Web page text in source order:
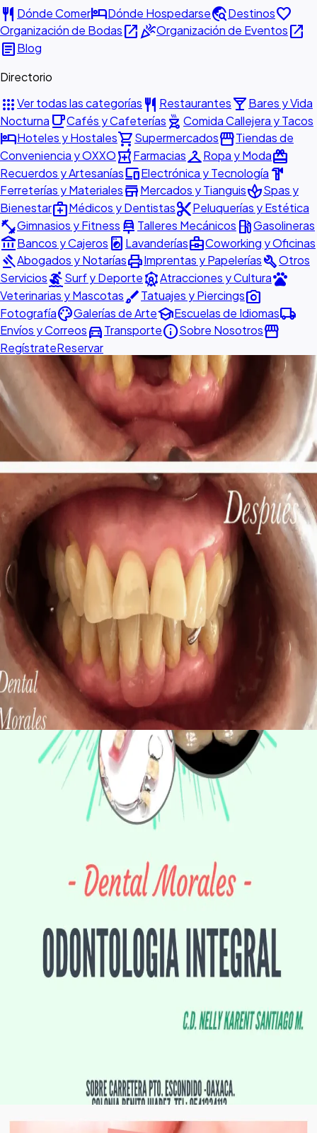
restaurant Dónde ComerhotelDónde Hospedarsetravel_exploreDestinosfavorite
Organización de Bodasopen_in_newcelebrationOrganización de Eventosopen_in_new
articleBlog
Directorio
appsVer todas las categorías restaurant Restauranteslocal_barBares y Vida
Nocturna local_cafeCafés y Cafeterías outdoor_grill Comida Callejera y Tacos
hotelHoteles y Hostalesshopping_cartSupermercadosstorefrontTiendas de
Conveniencia y OXXOlocal_pharmacyFarmaciascheckroomRopa y Modaredeem
Recuerdos y ArtesaníasdevicesElectrónica y Tecnología hardware
Ferreterías y MaterialesstoreMercados y TianguisspaSpas y
Bienestarmedical_servicesMédicos y Dentistascontent_cutPeluquerías y Estética
fitness_centerGimnasios y Fitness car_repair Talleres Mecánicos local_gas_stationGasolineras
account_balanceBancos y Cajeros local_laundry_service Lavanderíasbusiness_centerCoworking y Oficinas
gavelAbogados y NotaríasprintImprentas y PapeleríasbuildOtros
ServiciossurfingSurf y DeporteattractionsAtracciones y Culturapets
Veterinarias y MascotasbrushTatuajes y Piercingsphoto_camera
FotografíapaletteGalerías de ArteschoolEscuelas de Idiomaslocal_shipping
Envíos y Correosdirections_carTransporteinfoSobre Nosotrosstorefront
RegístrateReservar